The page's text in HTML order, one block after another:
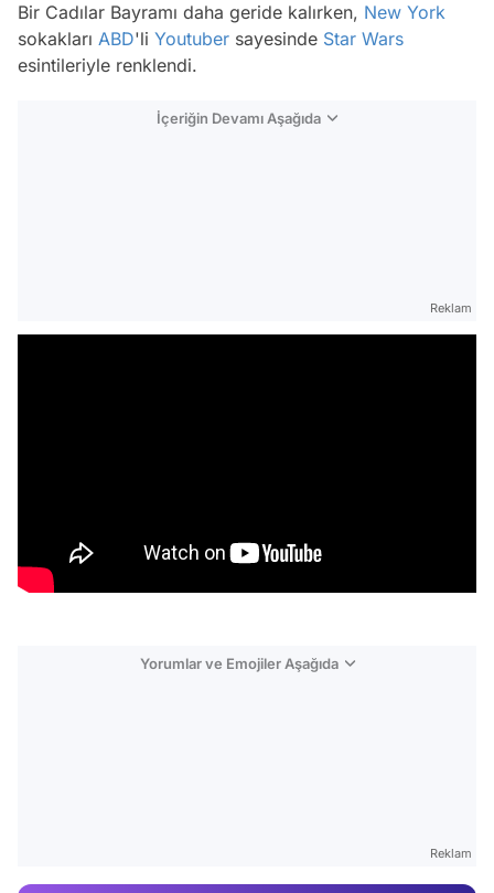
Bir Cadılar Bayramı daha geride kalırken, New York
sokakları ABD'li Youtuber sayesinde Star Wars
esintileriyle renklendi.
İçeriğin Devamı Aşağıda
Reklam
Yorumlar ve Emojiler Aşağıda
Reklam